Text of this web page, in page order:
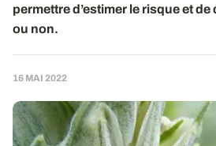
permettre d’estimer le risque et de
ou non.
16 MAI 2022